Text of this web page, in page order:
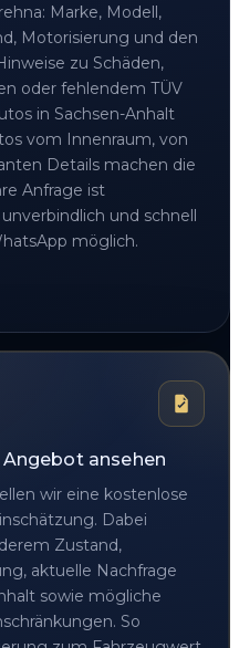
Marke, Modell,
Motorisierung und den
zu Schäden,
oder fehlendem TÜV
in Sachsen-Anhalt
vom Innenraum, von
Details machen die
Anfrage ist
und schnell
möglich.
ansehen
wir eine kostenlose
Dabei
Zustand,
aktuelle Nachfrage
sowie mögliche
So